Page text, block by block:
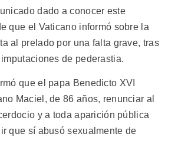
dado a conocer este
que el Vaticano informó sobre la
al prelado por una falta grave, tras
de pederastia.
que el papa Benedicto XVI
Maciel, de 86 años, renunciar al
y a toda aparición pública
que sí abusó sexualmente de